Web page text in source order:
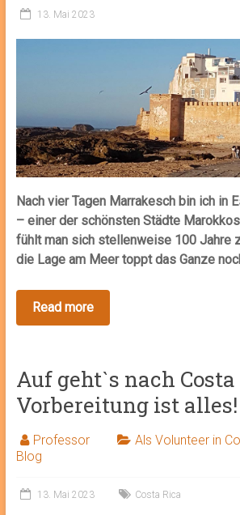
13. Mai 2023
Nach vier Tagen Marrakesch bin ich in
– einer der schönsten Städte
fühlt man sich stellenweise 100 Jahre
die Lage am Meer toppt das Ganze
Auf gehtˋs nach
Vorbereitung ist alles!
Professor Als Volunteer in
Blog
13. Mai 2023 Costa Rica